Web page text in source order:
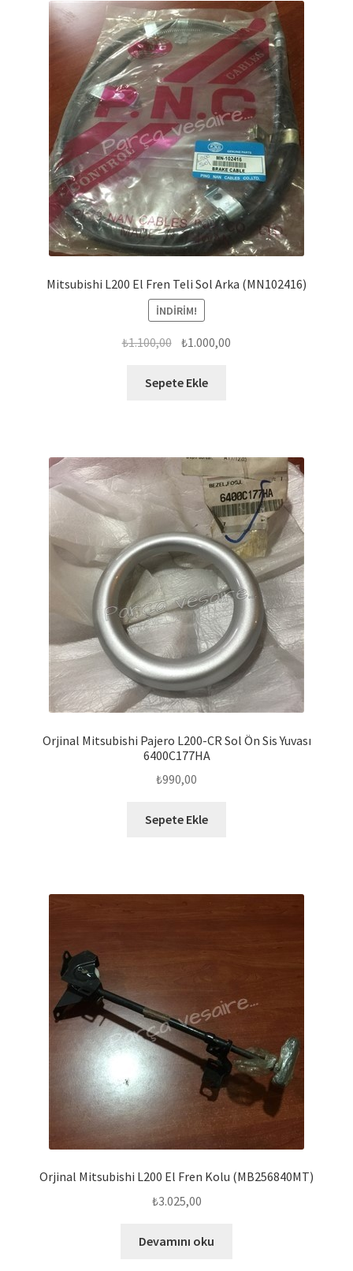
Mitsubishi L200 El Fren Teli Sol Arka (MN102416)
İNDIRIM!
₺1.100,00 Orijinal
₺1.100,00.
₺1.000,00
Sepete Ekle
Orjinal Mitsubishi Pajero L200-CR Sol Ön Sis Yuvası
6400C177HA
₺990,00
Sepete Ekle
Orjinal Mitsubishi L200 El Fren Kolu (MB256840MT)
₺3.025,00
Devamını oku